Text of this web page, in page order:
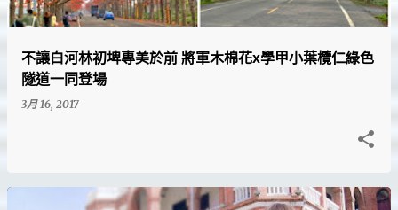
不讓白河林初埤專美於前 將軍木棉花x學甲小葉欖仁綠色
隧道一同登場
3月 16, 2017